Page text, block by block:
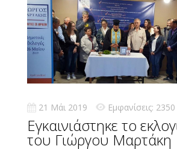
21 Μάι 2019 Εμφανίσεις: 2350
Εγκαινιάστηκε το
του Γιώργου Μαρτάκη